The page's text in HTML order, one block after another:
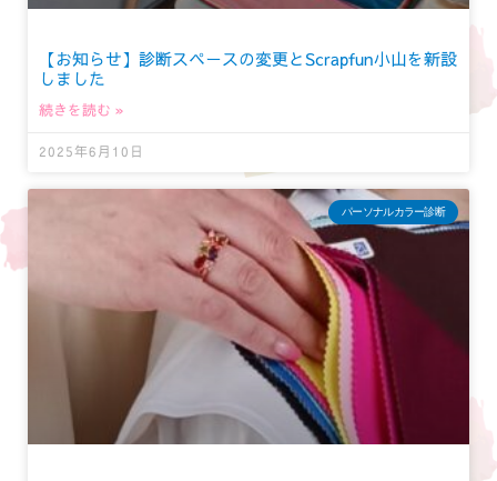
【お知らせ】診断スペースの変更とScrapfun小山を新設
しました
続きを読む »
2025年6月10日
パーソナルカラー診断